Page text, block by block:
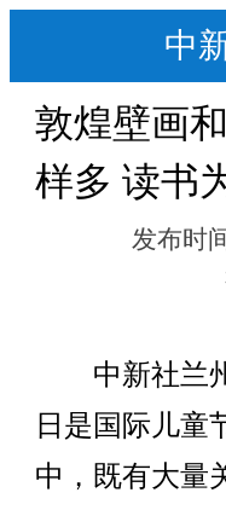
中
敦煌壁画
样多 读书
发布时
中新社兰州
日是国际儿童
中，既有大量